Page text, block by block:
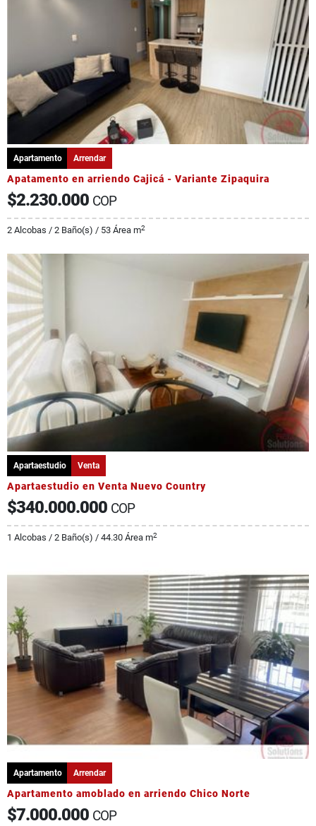
Apartamento Arrendar
Apatamento en arriendo Cajicá - Variante Zipaquira
$2.230.000 COP
2 Alcobas / 2 Baño(s) / 53 Área m2
Apartaestudio Venta
Apartaestudio en Venta Nuevo Country
$340.000.000 COP
1 Alcobas / 2 Baño(s) / 44.30 Área m2
Apartamento Arrendar
Apartamento amoblado en arriendo Chico Norte
$7.000.000 COP